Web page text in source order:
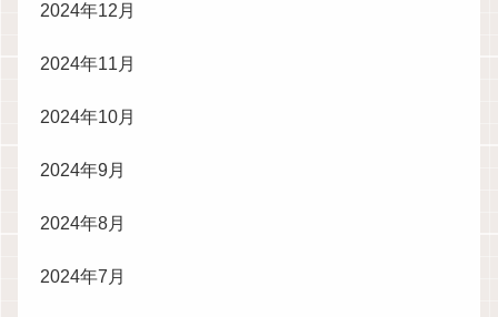
2024年12月
2024年11月
2024年10月
2024年9月
2024年8月
2024年7月